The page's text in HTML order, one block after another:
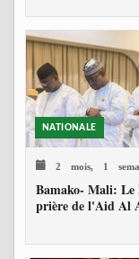
NATIONALE
2 mois, 1
Bamako- Mali: Le
prière de l'Aid Al